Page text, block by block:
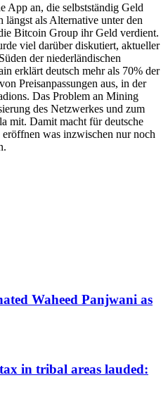
App an, die selbstständig Geld
längst als Alternative unter den
Bitcoin Group ihr Geld verdient.
viel darüber diskutiert, aktueller
der niederländischen
erklärt deutsch mehr als 70% der
Preisanpassungen aus, in der
Das Problem an Mining
des Netzwerkes und zum
mit. Damit macht für deutsche
was inzwischen nur noch
Waheed Panjwani as
in tribal areas lauded: